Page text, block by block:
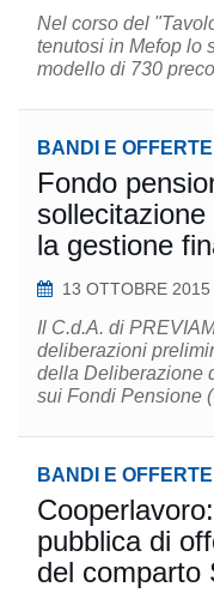
Nel corso del
tenutosi in Mefop lo
modello di 730
BANDI E
Fondo
la gestione
13 OTTOBRE 2015
Il C.d.A. di
deliberazioni
della Deliberazione
sui Fondi Pensione
BANDI E
pubblica di
del comparto